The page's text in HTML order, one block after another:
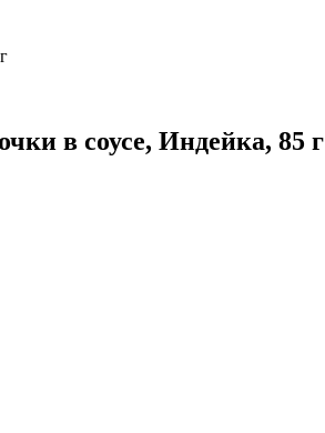
в соусе, Индейка, 85 г